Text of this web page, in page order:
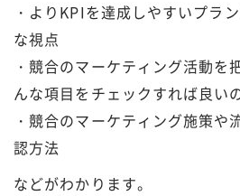
・よりKPIを達成しやすいプラ
な視点
・競合のマーケティング活動を
んな項目をチェックすれば良い
・競合のマーケティング施策や
認方法
などがわかります。